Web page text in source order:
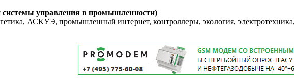
управления в промышленности)
АСКУЭ, промышленный интернет, контроллеры, экология,